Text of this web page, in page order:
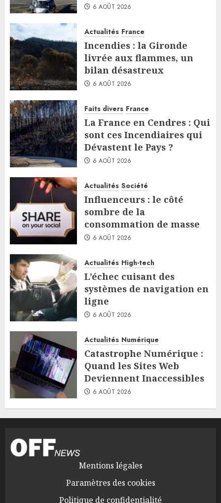
6 AOÛT 2026
Actualités France
Incendies : la Gironde
livrée aux flammes, un
bilan désastreux
6 AOÛT 2026
Faits divers France
La France en Cendres : Qui
sont ces Incendiaires qui
Dévastent le Pays ?
6 AOÛT 2026
Actualités Société
Influenceurs : le côté
sombre de la
consommation de masse
6 AOÛT 2026
Actualités High-tech
L’échec cuisant des
systèmes de navigation en
ligne
6 AOÛT 2026
Actualités Numérique
Catastrophe Numérique :
Quand les Sites Web
Deviennent Inaccessibles
6 AOÛT 2026
Mentions légales
Paramètres des cookies
Politique de confidentialité